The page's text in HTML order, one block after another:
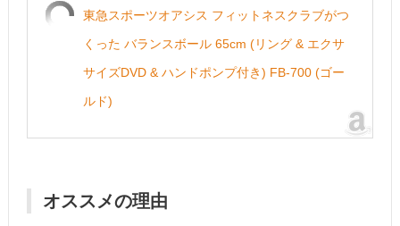
東急スポーツオアシス フィットネスクラブがつ
くった バランスボール 65cm (リング & エクサ
サイズDVD & ハンドポンプ付き) FB-700 (ゴー
ルド)
オススメの理由